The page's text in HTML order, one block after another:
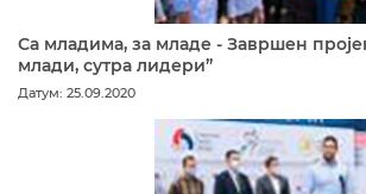
Са младима, за младе - Завршен
млади, сутра лидери”
Датум: 25.09.2020